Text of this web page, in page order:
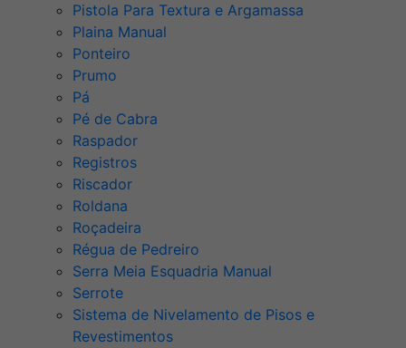
Pistola Para Textura e Argamassa
Plaina Manual
Ponteiro
Prumo
Pá
Pé de Cabra
Raspador
Registros
Riscador
Roldana
Roçadeira
Régua de Pedreiro
Serra Meia Esquadria Manual
Serrote
Sistema de Nivelamento de Pisos e
Revestimentos